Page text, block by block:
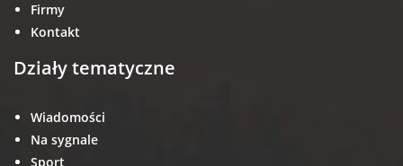
Firmy
Kontakt
Działy tematyczne
Wiadomości
Na sygnale
Sport